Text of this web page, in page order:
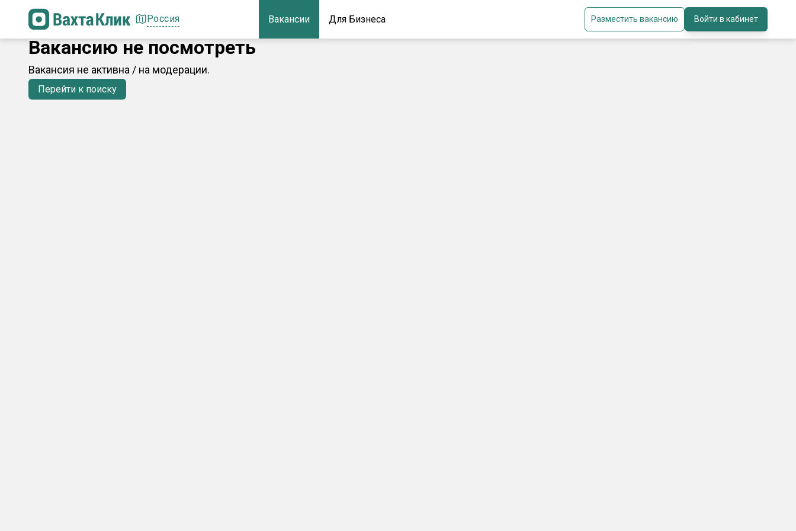
Россия Вакансии Для Бизнеса Разместить вакансию Войти в кабинет
Вакансию не посмотреть
Вакансия не активна / на модерации.
Перейти к поиску